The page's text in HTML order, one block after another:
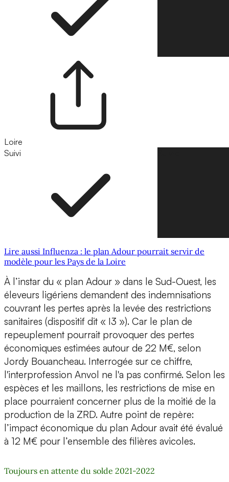
Loire
Suivi
Lire aussi Influenza : le plan Adour pourrait servir de
modèle pour les Pays de la Loire
À l’instar du « plan Adour » dans le Sud-Ouest, les
éleveurs ligériens demandent des indemnisations
couvrant les pertes après la levée des restrictions
sanitaires (dispositif dit « I3 »). Car le plan de
repeuplement pourrait provoquer des pertes
économiques estimées autour de 22 M€, selon
Jordy Bouancheau. Interrogée sur ce chiffre,
l'interprofession Anvol ne l'a pas confirmé. Selon les
espèces et les maillons, les restrictions de mise en
place pourraient concerner plus de la moitié de la
production de la ZRD. Autre point de repère:
l’impact économique du plan Adour avait été évalué
à 12 M€ pour l’ensemble des filières avicoles.
Toujours en attente du solde 2021-2022